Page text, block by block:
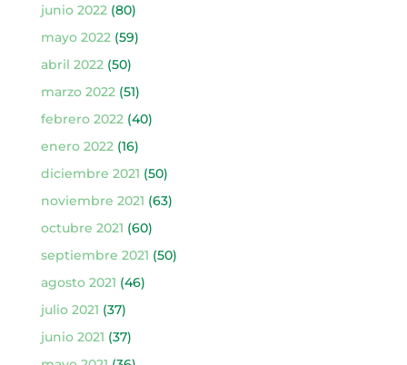
junio 2022(80)
mayo 2022(59)
abril 2022(50)
marzo 2022(51)
febrero 2022(40)
enero 2022(16)
diciembre 2021 (50)
noviembre 2021 (63)
octubre 2021 (60)
septiembre 2021 (50)
agosto 2021 (46)
julio 2021 (37)
junio 2021 (37)